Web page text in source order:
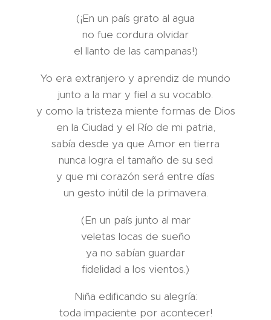
(¡En un país grato al agua
no fue cordura olvidar
el llanto de las campanas!)
Yo era extranjero y aprendiz de mundo
junto a la mar y fiel a su vocablo.
y como la tristeza miente formas de Dios
en la Ciudad y el Río de mi patria,
sabía desde ya que Amor en tierra
nunca logra el tamaño de su sed
y que mi corazón será entre días
un gesto inútil de la primavera.
(En un país junto al mar
veletas locas de sueño
ya no sabían guardar
fidelidad a los vientos.)
Niña edificando su alegría:
toda impaciente por acontecer!